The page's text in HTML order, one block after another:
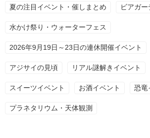
夏の注目イベント・催しまとめ ビアガ
水かけ祭り・ウォーターフェス
2026年9月19日～23日の連休開催イベント
アジサイの見頃 リアル謎解きイベント
スイーツイベント お酒イベント 恐竜
プラネタリウム・天体観測